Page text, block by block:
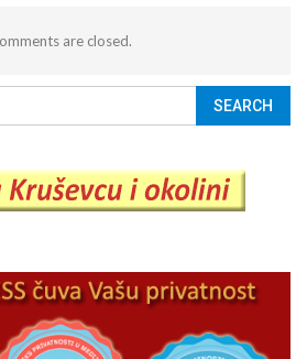
are closed.